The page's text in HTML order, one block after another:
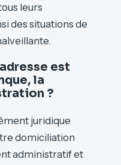
leurs
des situations de
est
la
?
juridique
domiciliation
administratif et